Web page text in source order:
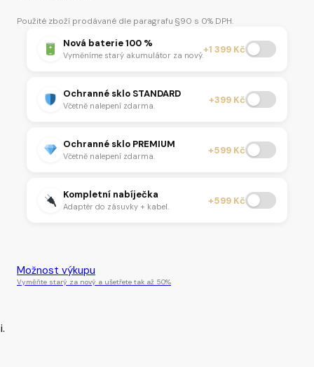
Použité zboží prodávané dle paragrafu §90 s 0% DPH.
Nová baterie 100 %
Vyměníme starý akumulátor za nový.+1 399 Kč
Ochranné sklo STANDARD
Včetně nalepení zdarma. +399 Kč
Ochranné sklo PREMIUM
Včetně nalepení zdarma. +599 Kč
Kompletní nabíječka
Adaptér do zásuvky + kabel. +599 Kč
Možnost výkupu
Vyměňte starý za nový a ušetřete tak až 50%